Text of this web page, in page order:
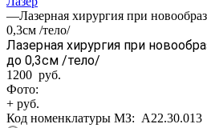
—Лазерная хирургия при
0,3см /тело/
Лазерная хирургия при
до 0,3см /тело/
1200 руб.
Фото:
+ руб.
Код номенклатуры МЗ: A22.30.013